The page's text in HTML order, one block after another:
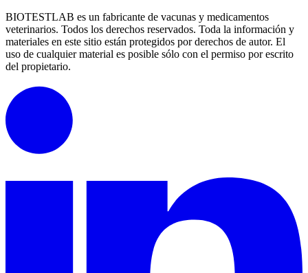
BIOTESTLAB es un fabricante de vacunas y medicamentos
veterinarios. Todos los derechos reservados. Toda la información y
materiales en este sitio están protegidos por derechos de autor. El
uso de cualquier material es posible sólo con el permiso por escrito
del propietario.